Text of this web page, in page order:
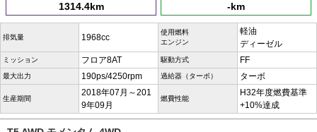
1314.4km -km
排気量 1968cc
使用燃料
エンジン
軽油
ディーゼル
ミッション フロア8AT 駆動方式 FF
最大出力 190ps/4250rpm 過給器（ターボ） ターボ
生産期間
2018年07月～201
9年09月
燃費性能
H32年度燃費基準
+10%達成